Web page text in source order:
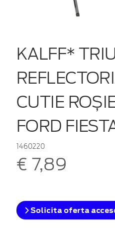
KALFF*
CUTIE
FORD
1460220
€ 7,89
Solicita oferta